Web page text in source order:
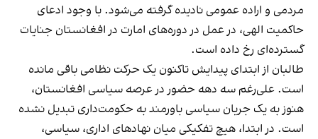
مردمی و اراده عمومی نادیده گرفته می‌شود. با وجود ادعای
حاکمیت الهی، در عمل در دوره‌های امارت در افغانستان جنایات
گسترده‌ای رخ داده است.
طالبان از ابتدای پیدایش تاکنون یک حرکت نظامی باقی مانده
است. علی‌رغم سه دهه حضور در عرصه سیاسی افغانستان،
هنوز به یک جریان سیاسی باورمند به حکومت‌داری تبدیل نشده
است. در ابتدا، هیچ تفکیکی میان نهادهای اداری، سیاسی،